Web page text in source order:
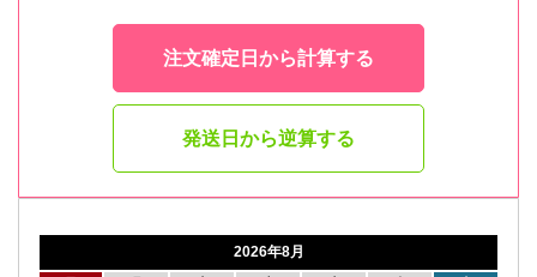
注文確定日から計算する
発送日から逆算する
2026年8月